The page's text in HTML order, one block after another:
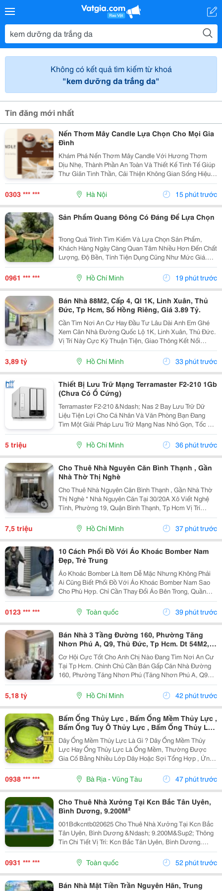
Không có kết quả tìm kiếm từ khoá
"kem dưỡng da trắng da"
Tin đăng mới nhất
Nến Thơm Mây Candle Lựa Chọn Cho Mọi Gia
Đình
Khám Phá Nến Thơm Mây Candle Với Hương Thơm
Dịu Nhẹ, Thành Phần An Toàn Và Thiết Kế Tinh Tế Giúp
Thư Giãn Tinh Thần, Cải Thiện Không Gian Sống Hiệu
Quả. Nến Thơm Mây Candle &Ndash; Giải Pháp Thư
Giãn Cho Cuộc Sống Hiện Đại Trong Cuộc Sống Hiện...
0303 *** *** Hà Nội 15 phút trước
Sản Phẩm Quang Đông Có Đáng Để Lựa Chọn
Trong Quá Trình Tìm Kiếm Và Lựa Chọn Sản Phẩm,
Khách Hàng Ngày Càng Quan Tâm Nhiều Hơn Đến Chất
Lượng, Độ Bền, Tính Tiện Dụng Cũng Như Mức Giá.
Thay Vì Chỉ Dựa Vào Quảng Cáo Hoặc Thông Tin Từ
Người Bán, Nhiều Người Có Xu Hướng Tìm Hiểu Thêm
Thông Tin...
0961 *** *** Hồ Chí Minh 19 phút trước
Bán Nhà 88M2, Cấp 4, Ql 1K, Linh Xuân, Thủ
Đức, Tp Hcm, Sổ Hồng Riêng, Giá 3.89 Tỷ.
Cần Tìm Nơi An Cư Hay Đầu Tư Lâu Dài Anh Em Ghé
Xem Căn Nhà Đường Quốc Lộ 1K, Linh Xuân, Thủ Đức.
Vị Trí Này Cực Kỳ Thuận Tiện, Giao Thông Kết Nối
Nhanh Chóng, Cực Kỳ Phù Hợp Cho Khách Mua Để Giữ
Tài Sản Hoặc Cho Thuê Đều Rất Ổn Định. Thông Tin...
3,89 tỷ Hồ Chí Minh 33 phút trước
Thiết Bị Lưu Trữ Mạng Terramaster F2-210 1Gb
(Chưa Có Ổ Cứng)
Terramaster F2-210 &Ndash; Nas 2 Bay Lưu Trữ Dữ
Liệu Tiện Lợi Cho Cá Nhân Và Văn Phòng Bạn Đang
Tìm Một Giải Pháp Lưu Trữ Mạng Nas Nhỏ Gọn, Tốc Độ
Ổn Định Và Hỗ Trợ Nhiều Tính Năng Sao Lưu?
Terramaster F2-210 Là Lựa Chọn Phù Hợp Cho Cá
Nhân, Gia...
5 triệu Hồ Chí Minh 36 phút trước
Cho Thuê Nhà Nguyên Căn Bình Thạnh , Gần
Nhà Thờ Thị Nghè
Cho Thuê Nhà Nguyên Căn Bình Thạnh , Gần Nhà Thờ
Thị Nghè * Nhà Nguyên Căn Tại 30/20A Xô Viết Nghệ
Tĩnh, Phường 19, Quận Bình Thạnh, Tp Hcm Vị Trí
Thuận Tiện, Khu Dân Cư Hiện Hữu, Di Chuyển Nhanh
Sang Trung Tâm. * Diện Tích 57M&Sup2; ( Ngang 4M,...
7,5 triệu Hồ Chí Minh 37 phút trước
10 Cách Phối Đồ Với Áo Khoác Bomber Nam
Đẹp, Trẻ Trung
Áo Khoác Bomber Là Item Dễ Mặc Nhưng Không Phải
Ai Cũng Biết Phối Đồ Với Áo Khoác Bomber Nam Sao
Cho Phù Hợp. Chỉ Cần Thay Đổi Áo Bên Trong, Quần
Hoặc Giày, Bạn Đã Có Thể Tạo Nên Nhiều Outfit Khác
Nhau Để Đi Làm, Dạo Phố Hay Gặp Gỡ Bạn Bè. Trong...
0123 *** *** Toàn quốc 39 phút trước
Bán Nhà 3 Tầng Đường 160, Phường Tăng
Nhơn Phú A, Q9, Thủ Đức, Tp Hcm. Dt 54M2,
Sổ Hồng Riêng. Giá 5,18 Tỷ
Cơ Hội Cực Tốt Cho Anh Chị Nào Đang Tìm Nơi An Cư
Tại Tp Hcm. Chính Chủ Cần Bán Gấp Căn Nhà Đường
160, Phường Tăng Nhơn Phú (Tăng Nhơn Phú A, Q9
Cũ). Vị Trí Nhà Nằm Trong Khu Dân Cư Ổn Định, Giao
Thông Thuận Tiện Chỉ Vài Bước Là Ra Lã Xuân Oai,
5,18 tỷ Hồ Chí Minh 42 phút trước
Bấm Ống Thủy Lực , Bấm Ống Mềm Thủy Lực ,
Bấm Ống Tuy Ô Thủy Lực , Bấm Ống Thủy Lực
Bọc Lưới , Bấm Ống Thủy Lực Koman , Bấm
Ống Thủy Lực Italy , Bấm Ống Thủy Lực 1Sn ,
Bấm Ống Thủy Lực 2Sn , Bấm Ống Thủy Lực
4Sn
Dây Ống Mềm Thủy Lực Là Gì ? Dây Ống Mềm Thủy
Lực Hay Ống Thủy Lực Là Ống Mềm, Thường Được
Gia Cố Bằng Nhiều Lớp Dây Hoặc Sợi Tổng Hợp , Ứng
Dụng Để Vận Chuyển Chất Lỏng Thủy Lực Trong Hệ
Thống Thủy Lực. Những Ống Này Rất Cần Thiết Để
Truyền Lực...
0938 *** *** Bà Rịa - Vũng Tàu 47 phút trước
Cho Thuê Nhà Xưởng Tại Kcn Bắc Tân Uyên,
Bình Dương, 9.200M²
001Bdkcntb020625 Cho Thuê Nhà Xưởng Tại Kcn Bắc
Tân Uyên, Bình Dương &Ndash; 9.200M&Sup2; Thông
Tin Chi Tiết Vị Trí: Kcn Bắc Tân Uyên, Bình Dương.
Tổng Diện Tích Khuôn Viên: 15.000M&Sup2; Diện Tích
Sử Dụng Tổng Diện Tích Xây Dựng: 9.200M&Sup2;...
0931 *** *** Toàn quốc 52 phút trước
Bán Nhà Mặt Tiền Trần Nguyên Hãn, Trung